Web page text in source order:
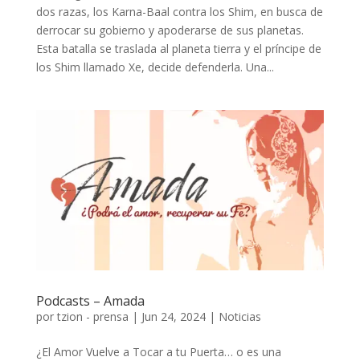
dos razas, los Karna-Baal contra los Shim, en busca de
derrocar su gobierno y apoderarse de sus planetas.
Esta batalla se traslada al planeta tierra y el príncipe de
los Shim llamado Xe, decide defenderla. Una...
Podcasts – Amada
portzion - prensa | Jun 24, 2024| Noticias
¿El Amor Vuelve a Tocar a tu Puerta… o es una